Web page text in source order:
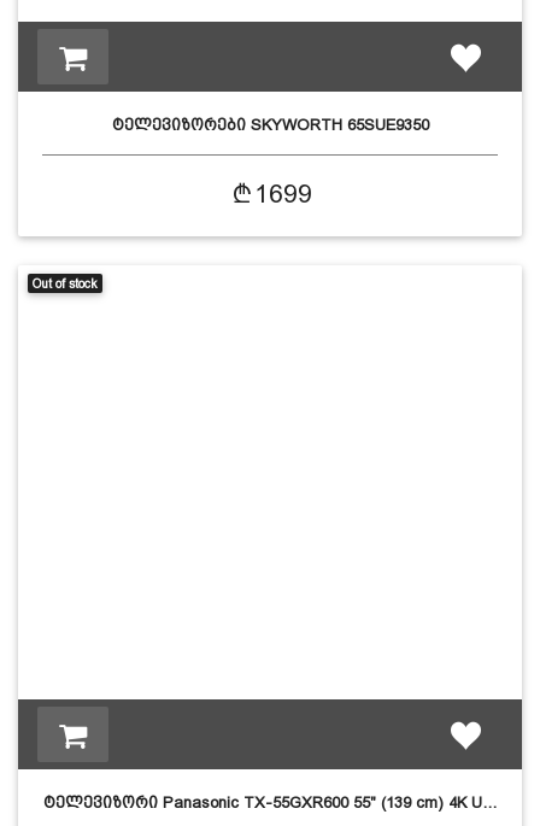
ტელევიზორები SKYWORTH 65SUE9350
1699
Out of stock
ტელევიზორი Panasonic TX-55GXR600 55" (139 cm) 4K U…